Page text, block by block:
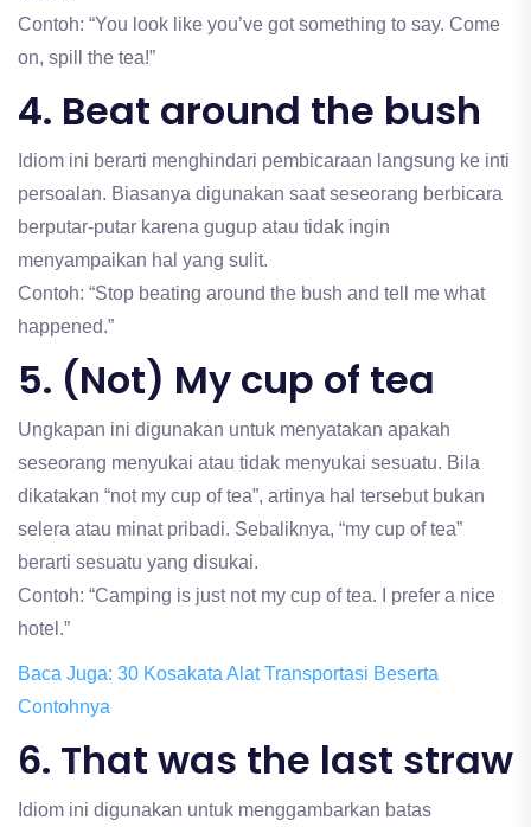
Contoh: “You look like you’ve got something to say. Come
on, spill the tea!”
4. Beat around the bush
Idiom ini berarti menghindari pembicaraan langsung ke inti
persoalan. Biasanya digunakan saat seseorang berbicara
berputar-putar karena gugup atau tidak ingin
menyampaikan hal yang sulit.
Contoh: “Stop beating around the bush and tell me what
happened.”
5. (Not) My cup of tea
Ungkapan ini digunakan untuk menyatakan apakah
seseorang menyukai atau tidak menyukai sesuatu. Bila
dikatakan “not my cup of tea”, artinya hal tersebut bukan
selera atau minat pribadi. Sebaliknya, “my cup of tea”
berarti sesuatu yang disukai.
Contoh: “Camping is just not my cup of tea. I prefer a nice
hotel.”
Baca Juga: 30 Kosakata Alat Transportasi Beserta
Contohnya
6. That was the last straw
Idiom ini digunakan untuk menggambarkan batas